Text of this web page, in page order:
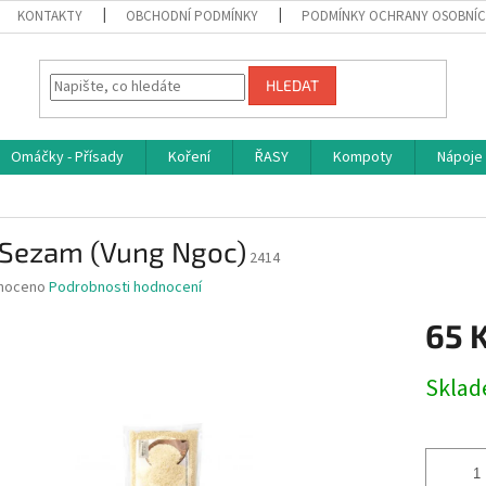
KONTAKTY OBCHODNÍ PODMÍNKY PODMÍNKY OCHRANY
HLEDAT
Omáčky - Přísady Koření ŘASY Kompoty Nápoje
(Vung Ngoc) 2414
Podrobnosti hodnocení
65
cena: